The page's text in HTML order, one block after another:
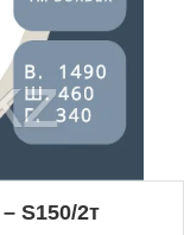
S150/2т